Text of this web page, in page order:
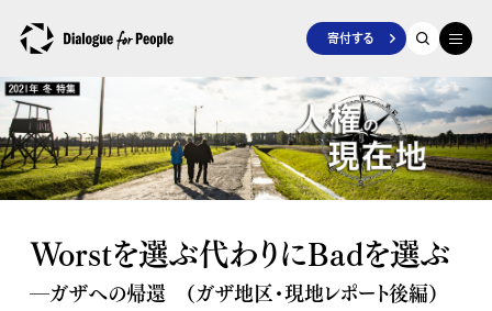
寄付する
Worstを選ぶ代わりにBadを選ぶ
―ガザへの帰還 （ガザ地区・現地レポート後編）